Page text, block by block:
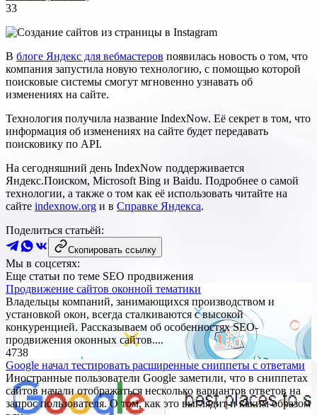
33
В блоге Яндекс для вебмастеров появилась новость о том, что
компания запустила новую технологию, с помощью которой
поисковые системы смогут мгновенно узнавать об
изменениях на сайте.
Технология получила название IndexNow. Её секрет в том, что
информация об изменениях на сайте будет передавать
поисковику по API.
На сегодняшний день IndexNow поддерживается
Яндекс.Поиском, Microsoft Bing и Baidu. Подробнее о самой
технологии, а также о том как её использовать читайте на
сайте indexnow.org и в Справке Яндекса.
Поделиться статьёй:
Скопировать ссылку
Мы в соцсетях:
Еще статьи по теме SEO продвижения
Продвижение сайтов оконной тематики
Владельцы компаний, занимающихся производством и
установкой окон, всегда сталкиваются с высокой
конкуренцией. Рассказываем об особенностях SEO-
продвижения оконных сайтов....
4738
Google начал тестировать расширенные сниппеты с ответами
Иностранные пользователи Google заметили, что в сниппетах
сайтов начали отображаться несколько вариантов ответов на
запрос пользователя. О том, как это выглядит и каким образом